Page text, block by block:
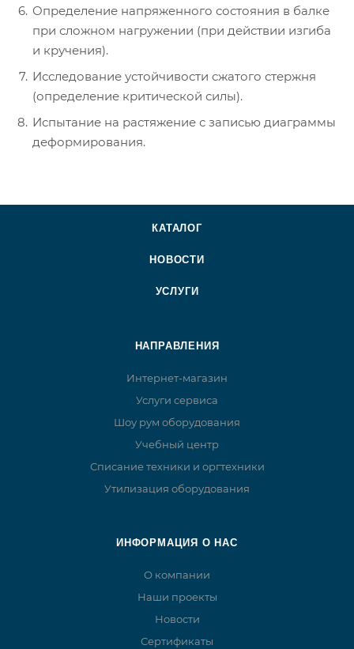
Определение напряженного состояния в балке
при сложном нагружении (при действии изгиба
и кручения).
Исследование устойчивости сжатого стержня
(определение критической силы).
Испытание на растяжение с записью диаграммы
деформирования.
КАТАЛОГ
НОВОСТИ
УСЛУГИ
НАПРАВЛЕНИЯ
Интернет-магазин
Услуги сервиса
Шоу рум оборудования
Учебный центр
Списание техники и оргтехники
Утилизация оборудования
ИНФОРМАЦИЯ О НАС
О компании
Наши проекты
Новости
Сертификаты